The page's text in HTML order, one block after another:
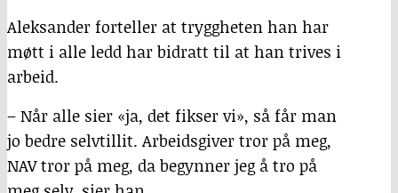
Aleksander forteller at tryggheten han har
møtt i alle ledd har bidratt til at han trives i
arbeid.
– Når alle sier «ja, det fikser vi», så får man
jo bedre selvtillit. Arbeidsgiver tror på meg,
NAV tror på meg, da begynner jeg å tro på